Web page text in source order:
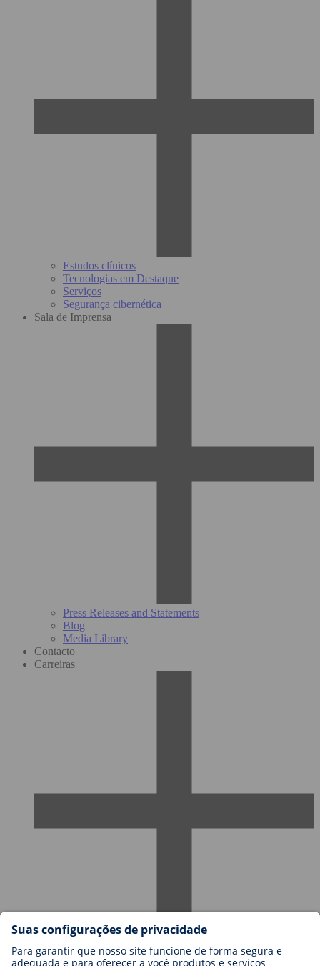
Estudos clínicos
Tecnologias em Destaque
Serviços
Segurança cibernética
Sala de Imprensa
Press Releases and Statements
Blog
Media Library
Contacto
Carreiras
Carreiras na BIOTRONIK